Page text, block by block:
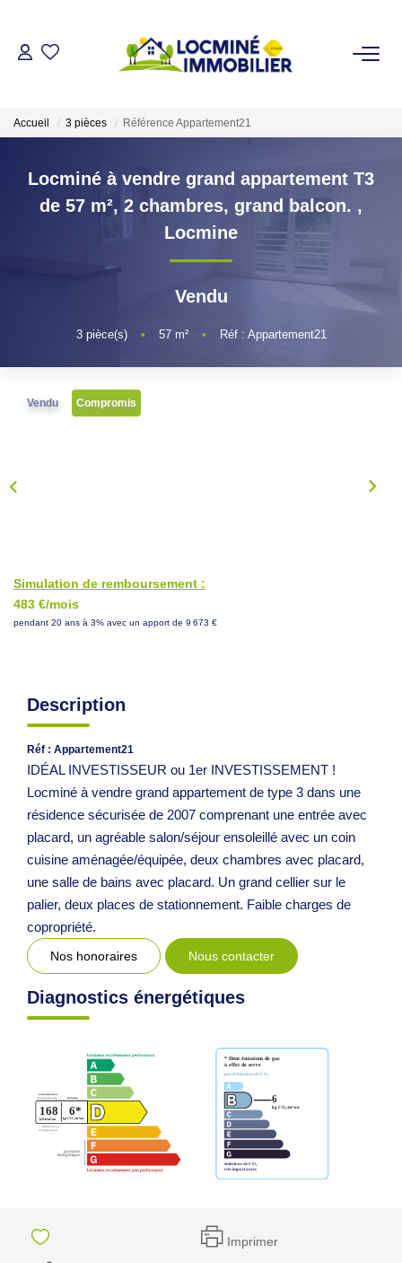
LOUER
L'AGENCE
NOS CONSEILS
Accueil 3 pièces Référence Appartement21
Locminé à vendre grand appartement T3
de 57 m², 2 chambres, grand balcon. ,
Locmine
Vendu
3pièce(s) • 57m² • Réf : Appartement21
Vendu Compromis
Simulation de remboursement :
483 €/mois
pendant 20 ans à 3% avec un apport de 9 673 €
Description
Réf : Appartement21
IDÉAL INVESTISSEUR ou 1er INVESTISSEMENT !
Locminé à vendre grand appartement de type 3 dans une
résidence sécurisée de 2007 comprenant une entrée avec
placard, un agréable salon/séjour ensoleillé avec un coin
cuisine aménagée/équipée, deux chambres avec placard,
une salle de bains avec placard. Un grand cellier sur le
palier, deux places de stationnement. Faible charges de
copropriété.
Nos honoraires Nous contacter
Diagnostics énergétiques
Imprimer